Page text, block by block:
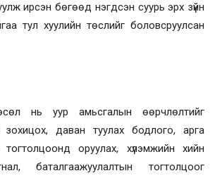
ирсэн бөгөөд нэгдсэн суурь эрх зүйн
тул хуулийн төслийг боловсруулсан
нь уур амьсгалын өөрчлөлтийг
зохицох, даван туулах бодлого, арга
оруулах, хүлэмжийн хийн
баталгаажуулалтын тогтолцоог